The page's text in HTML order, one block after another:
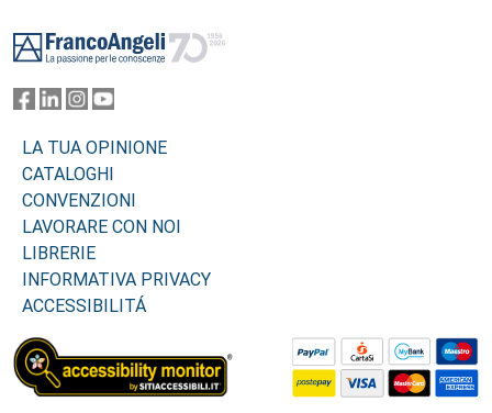
LA TUA OPINIONE
CATALOGHI
CONVENZIONI
LAVORARE CON NOI
LIBRERIE
INFORMATIVA PRIVACY
ACCESSIBILITÁ